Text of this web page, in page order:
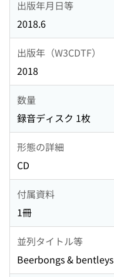
出版年月日等
2018.6
出版年（W3CDTF）
2018
数量
録音ディスク 1枚
形態の詳細
CD
付属資料
1冊
並列タイトル等
Beerbongs & bentleys